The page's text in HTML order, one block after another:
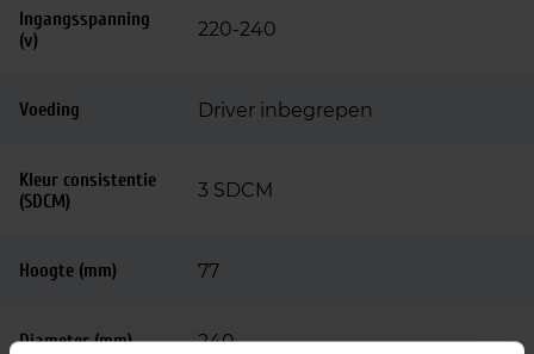
Ingangsspanning
(v)
220-240
Voeding Driver inbegrepen
Kleur consistentie
(SDCM)
3 SDCM
Hoogte (mm) 77
Diameter (mm) 240